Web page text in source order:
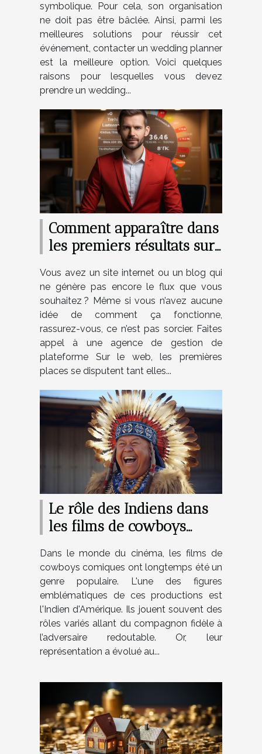
symbolique. Pour cela, son organisation
ne doit pas être bâclée. Ainsi, parmi les
meilleures solutions pour réussir cet
événement, contacter un wedding planner
est la meilleure option. Voici quelques
raisons pour lesquelles vous devez
prendre un wedding...
Comment apparaître dans
les premiers résultats sur
Vous avez un site internet ou un blog qui
ne génère pas encore le flux que vous
souhaitez ? Même si vous n’avez aucune
idée de comment ça fonctionne,
rassurez-vous, ce n’est pas sorcier. Faites
appel à une agence de gestion de
plateforme Sur le web, les premières
places se disputent tant elles...
Le rôle des Indiens dans
les films de cowboys
Dans le monde du cinéma, les films de
cowboys comiques ont longtemps été un
genre populaire. L'une des figures
emblématiques de ces productions est
l'Indien d'Amérique. Ils jouent souvent des
rôles variés allant du compagnon fidèle à
l’adversaire redoutable. Or, leur
représentation a évolué au...